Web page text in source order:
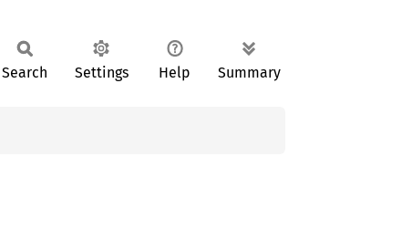
Search Settings Help Summary